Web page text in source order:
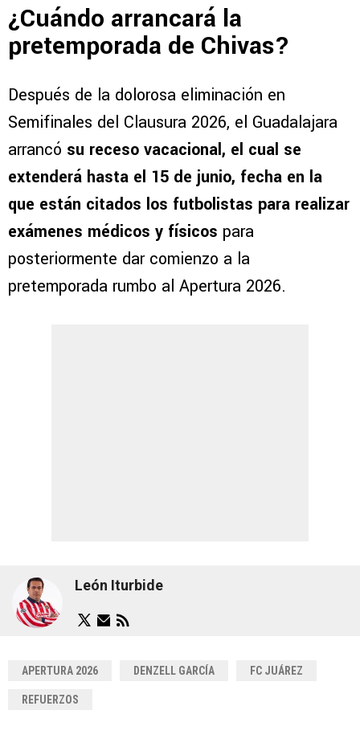
¿Cuándo arrancará la
pretemporada de Chivas?
Después de la dolorosa eliminación en
Semifinales del Clausura 2026, el Guadalajara
arrancó su receso vacacional, el cual se
extenderá hasta el 15 de junio, fecha en la
que están citados los futbolistas para realizar
exámenes médicos y físicos para
posteriormente dar comienzo a la
pretemporada rumbo al Apertura 2026.
León Iturbide
APERTURA 2026 DENZELL GARCÍA FC JUÁREZ
REFUERZOS